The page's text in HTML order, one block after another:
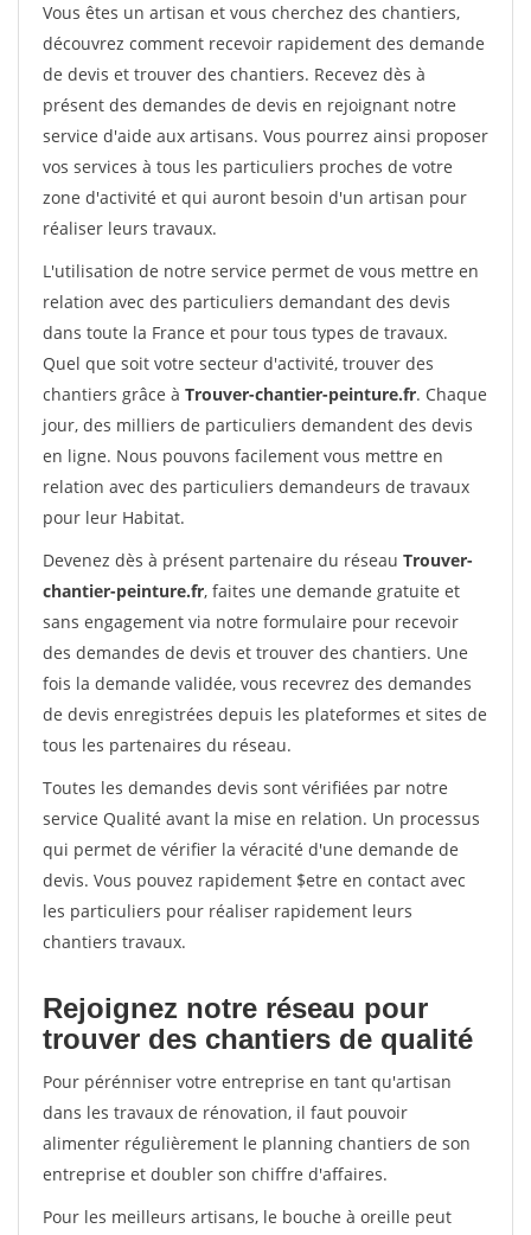
Vous êtes un artisan et vous cherchez des chantiers,
découvrez comment recevoir rapidement des demande
de devis et trouver des chantiers. Recevez dès à
présent des demandes de devis en rejoignant notre
service d'aide aux artisans. Vous pourrez ainsi proposer
vos services à tous les particuliers proches de votre
zone d'activité et qui auront besoin d'un artisan pour
réaliser leurs travaux.
L'utilisation de notre service permet de vous mettre en
relation avec des particuliers demandant des devis
dans toute la France et pour tous types de travaux.
Quel que soit votre secteur d'activité, trouver des
chantiers grâce à Trouver-chantier-peinture.fr. Chaque
jour, des milliers de particuliers demandent des devis
en ligne. Nous pouvons facilement vous mettre en
relation avec des particuliers demandeurs de travaux
pour leur Habitat.
Devenez dès à présent partenaire du réseau Trouver-
chantier-peinture.fr, faites une demande gratuite et
sans engagement via notre formulaire pour recevoir
des demandes de devis et trouver des chantiers. Une
fois la demande validée, vous recevrez des demandes
de devis enregistrées depuis les plateformes et sites de
tous les partenaires du réseau.
Toutes les demandes devis sont vérifiées par notre
service Qualité avant la mise en relation. Un processus
qui permet de vérifier la véracité d'une demande de
devis. Vous pouvez rapidement $etre en contact avec
les particuliers pour réaliser rapidement leurs
chantiers travaux.
Rejoignez notre réseau pour
trouver des chantiers de qualité
Pour pérénniser votre entreprise en tant qu'artisan
dans les travaux de rénovation, il faut pouvoir
alimenter régulièrement le planning chantiers de son
entreprise et doubler son chiffre d'affaires.
Pour les meilleurs artisans, le bouche à oreille peut